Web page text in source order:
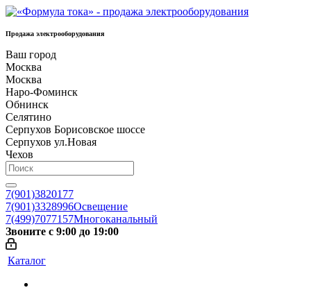
Продажа электрооборудования
Ваш город
Москва
Москва
Наро-Фоминск
Обнинск
Селятино
Серпухов Борисовское шоссе
Серпухов ул.Новая
Чехов
7(901)3820177
7(901)3328996Освещение
7(499)7077157Многоканальный
Звоните с 9:00 до 19:00
Каталог